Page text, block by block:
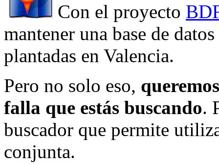
Con el proyecto
mantener una base de
plantadas en Valencia.
Pero no solo eso,
falla que estás buscando.
buscador que permite
conjunta.